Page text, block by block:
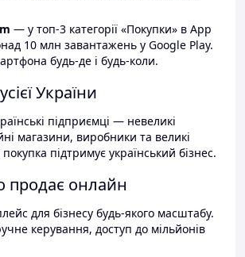
— у топ-3 категорії «Покупки» в App
10 млн завантажень у Google Play.
будь-де і будь-коли.
України
підприємці — невеликі
магазини, виробники та великі
підтримує український бізнес.
продає онлайн
для бізнесу будь-якого масштабу.
керування, доступ до мільйонів